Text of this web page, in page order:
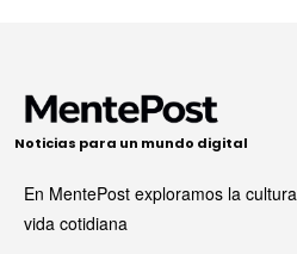
Noticias para un mundo digital
En MentePost exploramos la
vida cotidiana